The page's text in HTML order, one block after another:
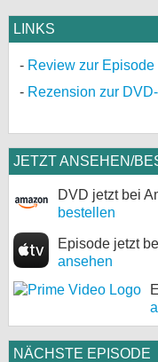
LINKS
Review zur Episode
Rezension zur
JETZT ANSEHEN/
DVD jetzt bei
bestellen
Episode jetzt
ansehen
NÄCHSTE EPISODE